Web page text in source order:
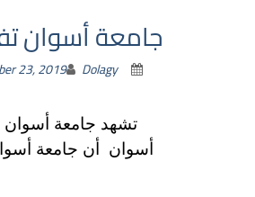
جامعة أسوان
23, 2019 Dolagy
تشهد جامعة أسوان